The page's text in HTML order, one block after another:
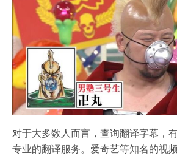
对于大多数人而言，查询翻译字幕，
专业的翻译服务。爱奇艺等知名的视